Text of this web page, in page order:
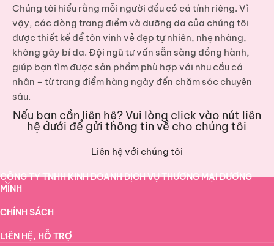
Chúng tôi hiểu rằng mỗi người đều có cá tính riêng. Vì
vậy, các dòng trang điểm và dưỡng da của chúng tôi
được thiết kế để tôn vinh vẻ đẹp tự nhiên, nhẹ nhàng,
không gây bí da. Đội ngũ tư vấn sẵn sàng đồng hành,
giúp bạn tìm được sản phẩm phù hợp với nhu cầu cá
nhân – từ trang điểm hàng ngày đến chăm sóc chuyên
sâu.
Nếu bạn cần liên hệ? Vui lòng click vào nút liên
hệ dưới để gửi thông tin về cho chúng tôi
Liên hệ với chúng tôi
CÔNG TY TNHH KINH DOANH DỊCH VỤ THƯƠNG MẠI DƯƠNG
MINH
CHÍNH SÁCH
LIÊN HỆ, HỖ TRỢ